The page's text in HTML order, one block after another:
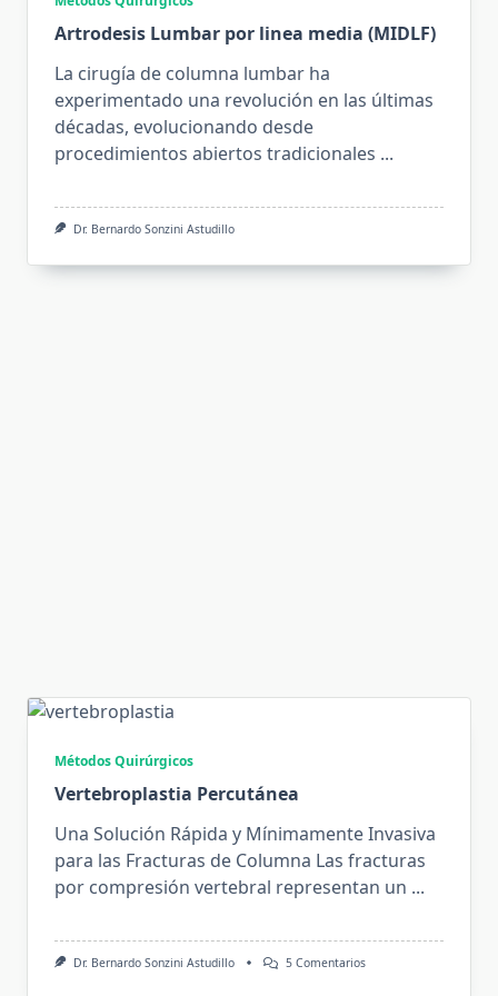
Artrodesis Lumbar por linea media (MIDLF)
La cirugía de columna lumbar ha
experimentado una revolución en las últimas
décadas, evolucionando desde
procedimientos abiertos tradicionales ...
Dr. Bernardo Sonzini Astudillo
Métodos Quirúrgicos
Vertebroplastia Percutánea
Una Solución Rápida y Mínimamente Invasiva
para las Fracturas de Columna Las fracturas
por compresión vertebral representan un ...
Dr. Bernardo Sonzini Astudillo 5 ComentariosEn